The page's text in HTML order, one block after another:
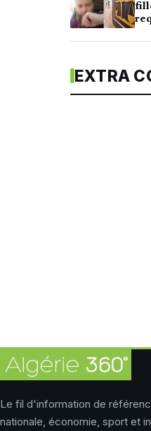
EXTRA
Le fil d'information de
nationale, économie, sport et